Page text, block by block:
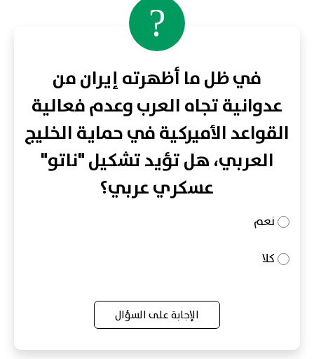
?
في ظل ما أظهرته إيران من
عدوانية تجاه العرب وعدم فعالية
القواعد الأميركية في حماية الخليج
العربي، هل تؤيد تشكيل "ناتو"
عسكري عربي؟
نعم
كلا
الإجابة على السؤال